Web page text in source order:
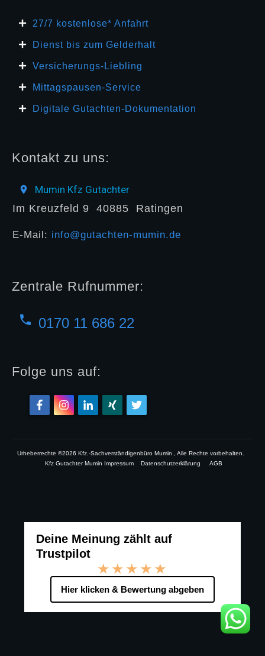
27/7 kosten lose* Anfahrt
Dienst bis zum Gelderhalt
Versicherungs-Liebling
Mittagspausen-Service
Digitale Gutachten-Dokumentation
Kontakt zu uns:
Mumin Kfz Gutachter
Im Kreuzfeld 9 40885 Ratingen
E-Mail: info@gutachten-mumin.de
Zentrale Rufnummer:
0170 11 686 22
Folge uns auf:
Urheberrechte ©2026 Kfz.-Sachverständigenbüro Mumin , Alle Rechte vorbehalten.
Kfz Gutachter Mumin Impressum
Datenschutzerklärung AGB
Deine Meinung zählt auf
Trustpilot
★★★★★
Hier klicken & Bewertung abgeben